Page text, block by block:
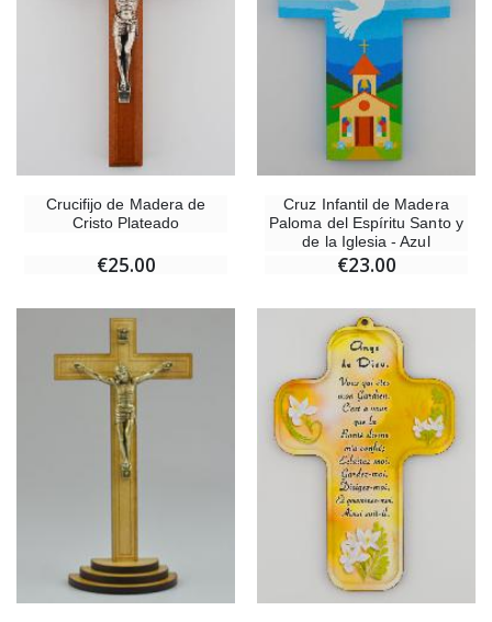
Crucifijo de Madera de
Cristo Plateado
€25.00
Cruz Infantil de Madera
Paloma del Espíritu Santo y
de la Iglesia - Azul
€23.00